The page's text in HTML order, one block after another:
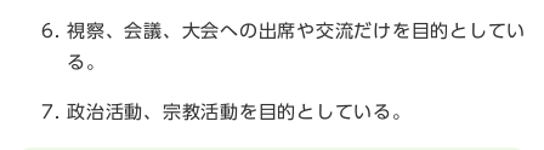
視察、会議、大会への出席や交流だけを目的としてい
る。
政治活動、宗教活動を目的としている。